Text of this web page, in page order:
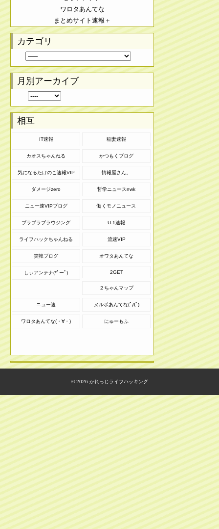
ワロタあんてな
まとめサイト速報＋
カテゴリ
月別アーカイブ
相互
IT速報 稲妻速報
カオスちゃんねる かつもくブログ
気になるたけのこ速報VIP 情報屋さん。
ダメージzero 哲学ニュースnwk
ニュー速VIPブログ 働くモノニュース
ブラブラブラウジング U-1速報
ライフハックちゃんねる 流速VIP
笑韓ブログ オワタあんてな
しぃアンテナ(*ﾟーﾟ) 2GET
２ちゃんマップ
ニュー速 ヌルポあんてな(ﾟДﾟ)
ワロタあんてな(・∀・) にゅーもふ
© 2026 かれっじライフハッキング